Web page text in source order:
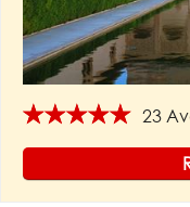
★★★★★ 23